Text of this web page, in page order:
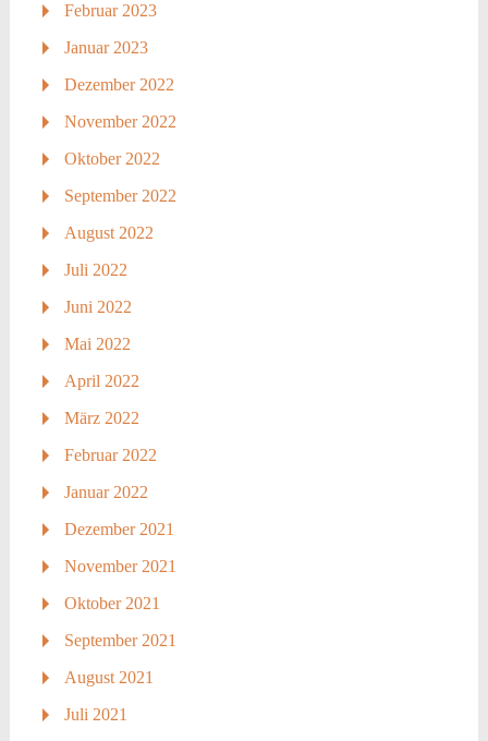
Februar 2023
Januar 2023
Dezember 2022
November 2022
Oktober 2022
September 2022
August 2022
Juli 2022
Juni 2022
Mai 2022
April 2022
März 2022
Februar 2022
Januar 2022
Dezember 2021
November 2021
Oktober 2021
September 2021
August 2021
Juli 2021